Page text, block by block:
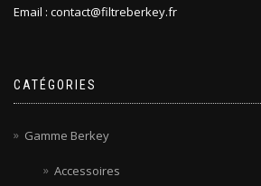
Email : contact@filtreberkey.fr
CATÉGORIES
Gamme Berkey
Accessoires